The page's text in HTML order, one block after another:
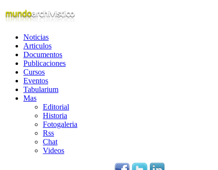
Noticias
Articulos
Documentos
Publicaciones
Cursos
Eventos
Tabularium
Mas
Editorial
Historia
Fotogaleria
Rss
Chat
Videos